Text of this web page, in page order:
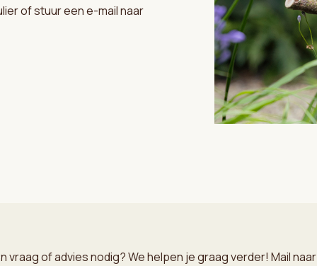
of stuur een e-mail naar
vraag of advies nodig? We helpen je graag verder! Mail naar